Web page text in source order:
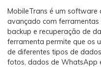
MobileTrans é um
avançado com
backup e recuperação de
ferramenta permite que os
de diferentes tipos de
fotos, dados de WhatsApp